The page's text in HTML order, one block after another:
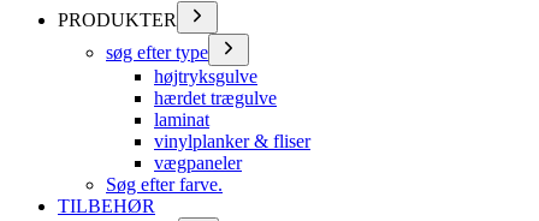
PRODUKTER
søg efter type
højtryksgulve
hærdet trægulve
laminat
vinylplanker & fliser
vægpaneler
Søg efter farve.
TILBEHØR